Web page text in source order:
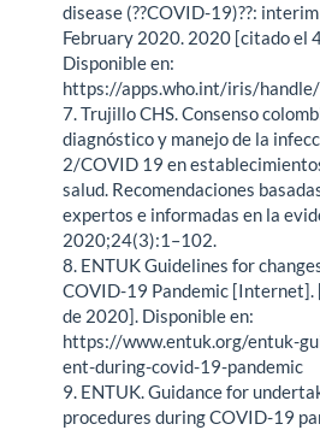
disease (??COVID-19)??:
February 2020. 2020 [citado el
Disponible en:
https://apps.who.int/iris/
7. Trujillo CHS. Consenso
diagnóstico y manejo de la
2/COVID 19 en
salud. Recomendaciones
expertos e informadas en la
2020;24(3):1–102.
8. ENTUK Guidelines for
COVID-19 Pandemic [Internet].
de 2020]. Disponible en:
https://www.entuk.org/entuk-
ent-during-covid-19-pandemic
9. ENTUK. Guidance for
procedures during COVID-19